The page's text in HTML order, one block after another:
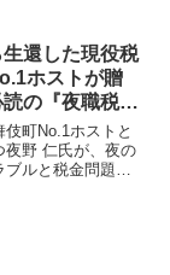
学びが新しい雇用
フォームが誕生
働き方がさらに
まります。
生還した現役税
ホストが贈
の『夜職税理
ズンに登場
町No.1ホストと
夜野 仁氏が、夜の
ルと税金問題を